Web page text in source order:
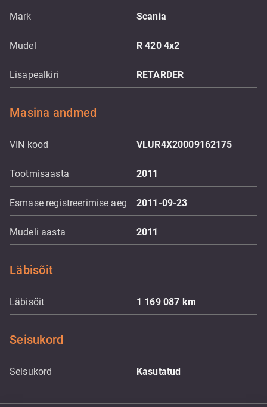
Mark Scania
Mudel R 420 4x2
Lisapealkiri RETARDER
Masina andmed
VIN kood VLUR4X20009162175
Tootmisaasta 2011
Esmase registreerimise aeg 2011-09-23
Mudeli aasta 2011
Läbisõit
Läbisõit 1 169 087 km
Seisukord
Seisukord Kasutatud